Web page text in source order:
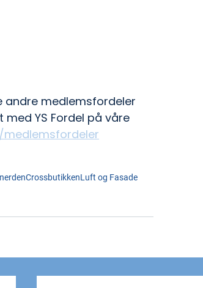
andre medlemsfordeler
YS Fordel på våre
CrossbutikkenLuft og Fasade